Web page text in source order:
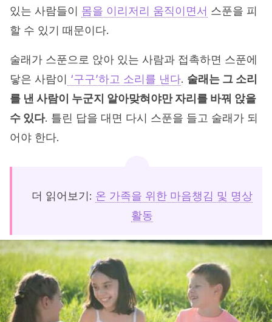
있는 사람들이 몸을 이리저리 움직이면서 스푼을 피
할 수 있기 때문이다.
술래가 스푼으로 앉아 있는 사람과 접촉하면 스푼에
닿은 사람이 ‘구구’하고 소리를 낸다. 술래는 그 소리
를 낸 사람이 누군지 알아맞혀야만 자리를 바꿔 앉을
수 있다. 틀린 답을 대면 다시 스푼을 들고 술래가 되
어야 한다.
더 읽어보기: 온 가족을 위한 마음챙김 및 명상
활동